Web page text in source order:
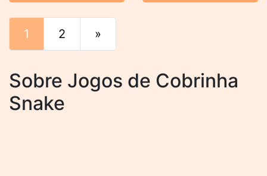
1 2 »
Sobre Jogos de Cobrinha
Snake